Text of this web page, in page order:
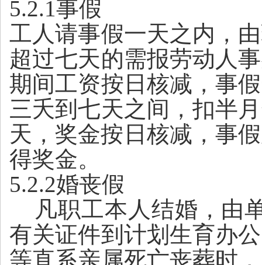
5.2.1事假
工人请事假一天之内，
超过七天的需报劳动人
期间工资按日核减，事
三夭到七天之间，扣半
天，奖金按日核减，事
得奖金。
5.2.2婚丧假
凡职工本人结婚，由
有关证件到计划生育办
等直系亲属死亡丧葬时